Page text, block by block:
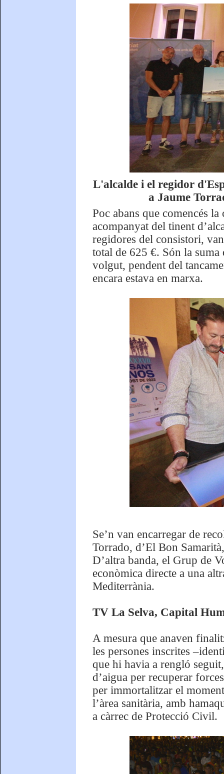
L'alcalde i el regidor
a Jaume
Poc abans que comencés
acompanyat del tinent
regidores del consistori,
total de 625 €. Són la
volgut, pendent del
encara estava en marxa.
Se’n van encarregar de
Torrado, d’El Bon
D’altra banda, el Grup de
econòmica directe a una
Mediterrània.
TV La Selva, Capital
A mesura que anaven
les persones inscrites
que hi havia a rengló
d’aigua per recuperar
per immortalitzar el
l’àrea sanitària, amb
a càrrec de Protecció Civil.